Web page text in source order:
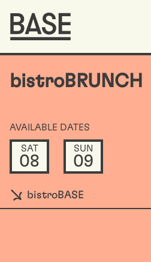
bistroBRUNCH
AVAILABLE DATES
SAT
08
SUN
09
bistroBASE